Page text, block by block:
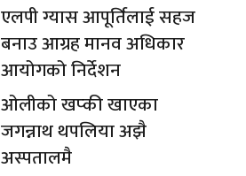
एलपी ग्यास आपूर्तिलाई सहज
बनाउ आग्रह मानव अधिकार
आयोगको निर्देशन
ओलीको खप्की खाएका
जगन्नाथ थपलिया अझै
अस्पतालमै